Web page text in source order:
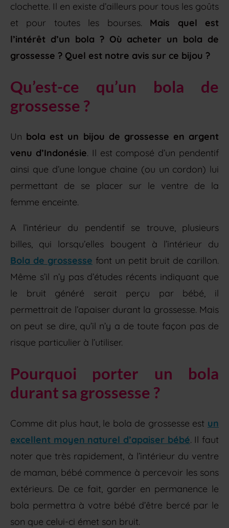
clochette. Il en existe d’ailleurs pour tous les goûts
et pour toutes les bourses. Mais quel est
l’intérêt d’un bola ? Où acheter un bola de
grossesse ? Quel est notre avis sur ce bijou ?
Qu’est-ce qu’un bola de
grossesse ?
Un bola est un bijou de grossesse en argent
venu d’Indonésie. Il est composé d’un pendentif
ainsi que d’une longue chaine (ou un cordon) lui
permettant de se placer sur le ventre de la
femme enceinte.
A l’intérieur du pendentif se trouve, plusieurs
billes, qui lorsqu’elles bougent à l’intérieur du
Bola de grossesse font un petit bruit de carillon.
Même s’il n’y pas d’études récents indiquant que
le bruit généré serait perçu par bébé, il
permettrait de l’apaiser durant la grossesse. Mais
on peut se dire, qu’il n’y a de toute façon pas de
risque particulier à l’utiliser.
Pourquoi porter un bola
durant sa grossesse ?
Comme dit plus haut, le bola de grossesse est un
excellent moyen naturel d’apaiser bébé. Il faut
noter que très rapidement, à l’intérieur du ventre
de maman, bébé commence à percevoir les sons
extérieurs. De ce fait, garder en permanence le
bola permettra à votre bébé d’être bercé par le
son que celui-ci émet son bruit.